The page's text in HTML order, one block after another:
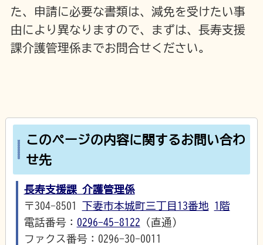
た、申請に必要な書類は、減免を受けたい事
由により異なりますので、まずは、長寿支援
課介護管理係までお問合せください。
このページの内容に関するお問い合わ
せ先
長寿支援課 介護管理係
〒304-8501 下妻市本城町三丁目13番地 1階
電話番号： 0296-45-8122 （直通）
ファクス番号：0296-30-0011